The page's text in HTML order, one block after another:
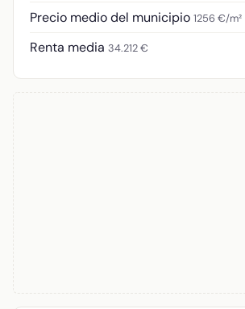
Precio medio del municipio 1256 €/m²
Renta media 34.212 €